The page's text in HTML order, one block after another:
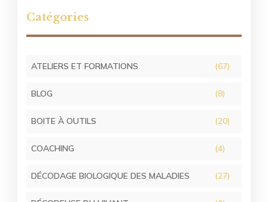
Catégories
ATELIERS ET FORMATIONS (67)
BLOG (8)
BOITE À OUTILS (20)
COACHING (4)
DÉCODAGE BIOLOGIQUE DES MALADIES (27)